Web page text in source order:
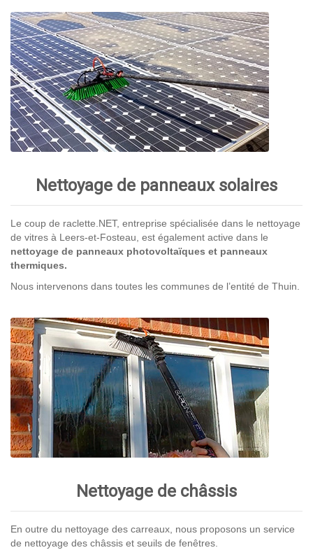
Nettoyage de panneaux solaires
Le coup de raclette.NET, entreprise spécialisée dans le nettoyage
de vitres à Leers-et-Fosteau, est également active dans le
nettoyage de panneaux photovoltaïques et panneaux
thermiques.
Nous intervenons dans toutes les communes de l’entité de Thuin.
Nettoyage de châssis
En outre du nettoyage des carreaux, nous proposons un service
de nettoyage des châssis et seuils de fenêtres.